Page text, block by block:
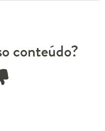
conteúdo?